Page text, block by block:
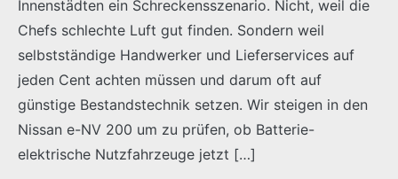
Innenstädten ein Schreckensszenario. Nicht, weil die
Chefs schlechte Luft gut finden. Sondern weil
selbstständige Handwerker und Lieferservices auf
jeden Cent achten müssen und darum oft auf
günstige Bestandstechnik setzen. Wir steigen in den
Nissan e-NV 200 um zu prüfen, ob Batterie-
elektrische Nutzfahrzeuge jetzt […]